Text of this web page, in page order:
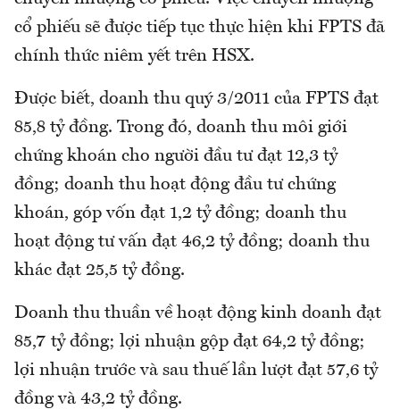
cổ phiếu sẽ được tiếp tục thực hiện khi FPTS đã
chính thức niêm yết trên HSX.
Được biết, doanh thu quý 3/2011 của FPTS đạt
85,8 tỷ đồng. Trong đó, doanh thu môi giới
chứng khoán cho người đầu tư đạt 12,3 tỷ
đồng; doanh thu hoạt động đầu tư chứng
khoán, góp vốn đạt 1,2 tỷ đồng; doanh thu
hoạt động tư vấn đạt 46,2 tỷ đồng; doanh thu
khác đạt 25,5 tỷ đồng.
Doanh thu thuần về hoạt động kinh doanh đạt
85,7 tỷ đồng; lợi nhuận gộp đạt 64,2 tỷ đồng;
lợi nhuận trước và sau thuế lần lượt đạt 57,6 tỷ
đồng và 43,2 tỷ đồng.